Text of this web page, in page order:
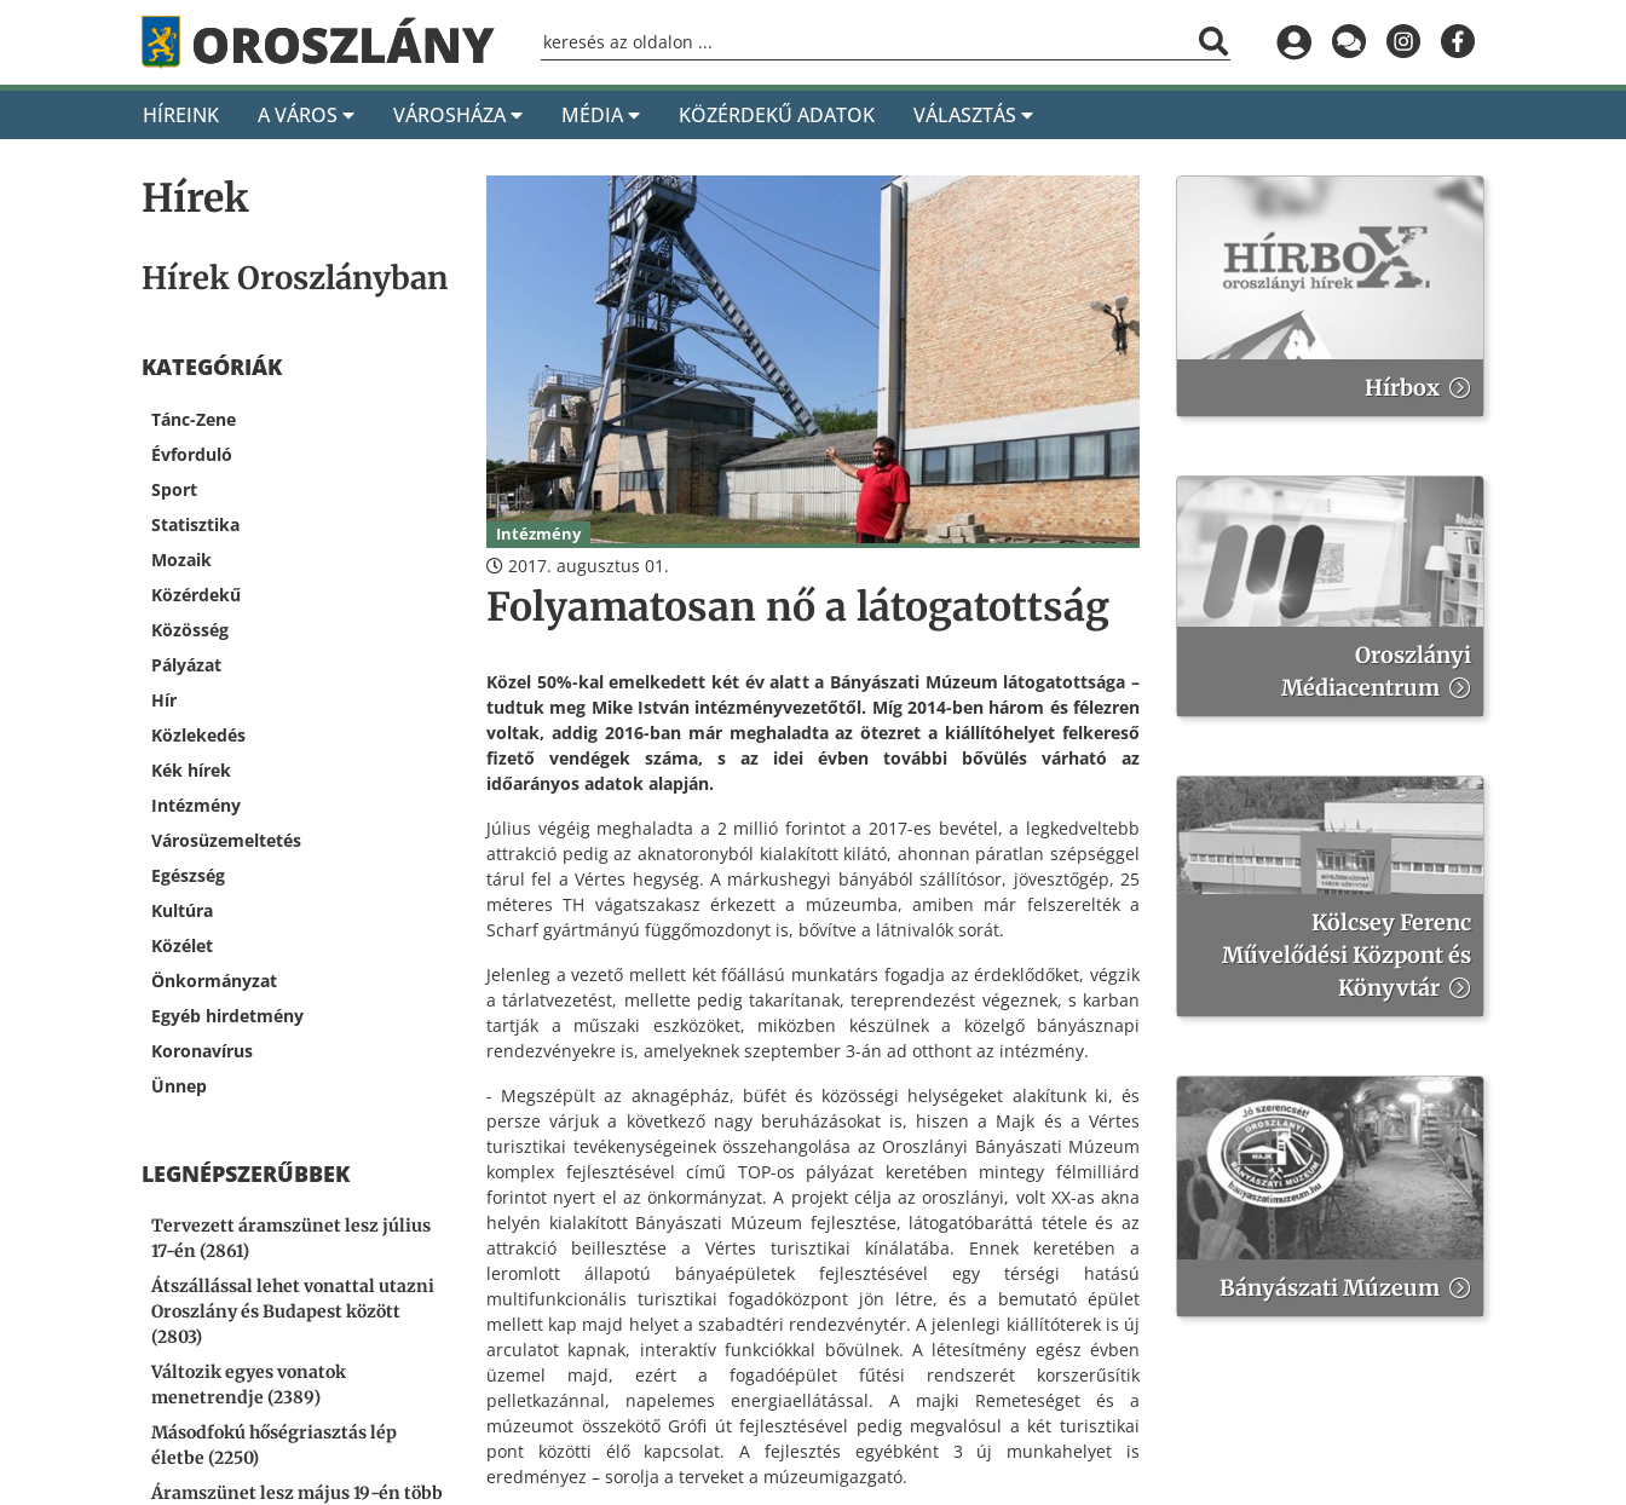
HÍREINK A VÁROS VÁROSHÁZA MÉDIA KÖZÉRDEKŰ ADATOK VÁLASZTÁS
Hírek
Hírek Oroszlányban
KATEGÓRIÁK
Tánc-Zene
Évforduló
Sport
Statisztika
Mozaik
Közérdekű
Közösség
Pályázat
Hír
Közlekedés
Kék hírek
Intézmény
Városüzemeltetés
Egészség
Kultúra
Közélet
Önkormányzat
Egyéb hirdetmény
Koronavírus
Ünnep
LEGNÉPSZERŰBBEK
Tervezett áramszünet lesz július
17-én (2861)
Átszállással lehet vonattal utazni
Oroszlány és Budapest között
(2803)
Változik egyes vonatok
menetrendje (2389)
Másodfokú hőségriasztás lép
életbe (2250)
Áramszünet lesz május 19-én több
Intézmény
2017. augusztus 01.
Folyamatosan nő a látogatottság
Közel 50%-kal emelkedett két év alatt a Bányászati Múzeum látogatottsága –
tudtuk meg Mike István intézményvezetőtől. Míg 2014-ben három és félezren
voltak, addig 2016-ban már meghaladta az ötezret a kiállítóhelyet felkereső
fizető vendégek száma, s az idei évben további bővülés várható az
időarányos adatok alapján.
Július végéig meghaladta a 2 millió forintot a 2017-es bevétel, a legkedveltebb
attrakció pedig az aknatoronyból kialakított kilátó, ahonnan páratlan szépséggel
tárul fel a Vértes hegység. A márkushegyi bányából szállítósor, jövesztőgép, 25
méteres TH vágatszakasz érkezett a múzeumba, amiben már felszerelték a
Scharf gyártmányú függőmozdonyt is, bővítve a látnivalók sorát.
Jelenleg a vezető mellett két főállású munkatárs fogadja az érdeklődőket, végzik
a tárlatvezetést, mellette pedig takarítanak, tereprendezést végeznek, s karban
tartják a műszaki eszközöket, miközben készülnek a közelgő bányásznapi
rendezvényekre is, amelyeknek szeptember 3-án ad otthont az intézmény.
- Megszépült az aknagépház, büfét és közösségi helységeket alakítunk ki, és
persze várjuk a következő nagy beruházásokat is, hiszen a Majk és a Vértes
turisztikai tevékenységeinek összehangolása az Oroszlányi Bányászati Múzeum
komplex fejlesztésével című TOP-os pályázat keretében mintegy félmilliárd
forintot nyert el az önkormányzat. A projekt célja az oroszlányi, volt XX-as akna
helyén kialakított Bányászati Múzeum fejlesztése, látogatóbaráttá tétele és az
attrakció beillesztése a Vértes turisztikai kínálatába. Ennek keretében a
leromlott állapotú bányaépületek fejlesztésével egy térségi hatású
multifunkcionális turisztikai fogadóközpont jön létre, és a bemutató épület
mellett kap majd helyet a szabadtéri rendezvénytér. A jelenlegi kiállítóterek is új
arculatot kapnak, interaktív funkciókkal bővülnek. A létesítmény egész évben
üzemel majd, ezért a fogadóépület fűtési rendszerét korszerűsítik
pelletkazánnal, napelemes energiaellátással. A majki Remeteséget és a
múzeumot összekötő Grófi út fejlesztésével pedig megvalósul a két turisztikai
pont közötti élő kapcsolat. A fejlesztés egyébként 3 új munkahelyet is
eredményez – sorolja a terveket a múzeumigazgató.
Hírbox
Oroszlányi
Médiacentrum
Kölcsey Ferenc
Művelődési Központ és
Könyvtár
Bányászati Múzeum